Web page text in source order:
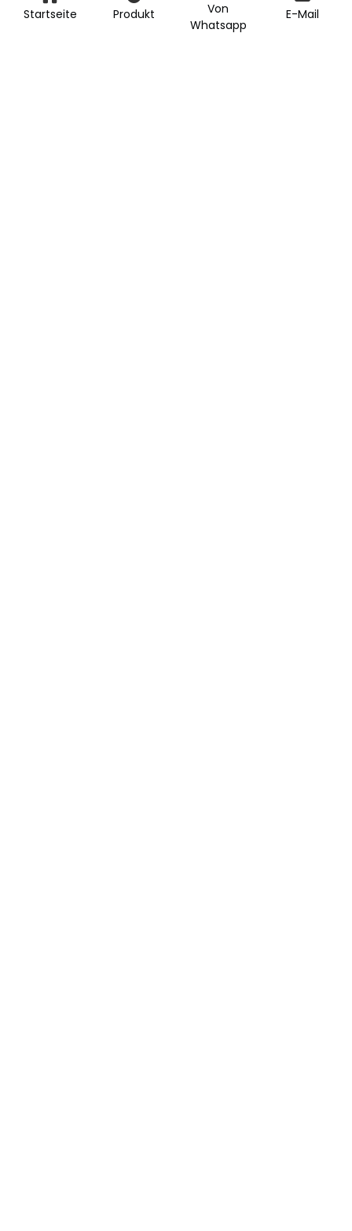
Startseite Produkt
Von
Whatsapp
E-Mail